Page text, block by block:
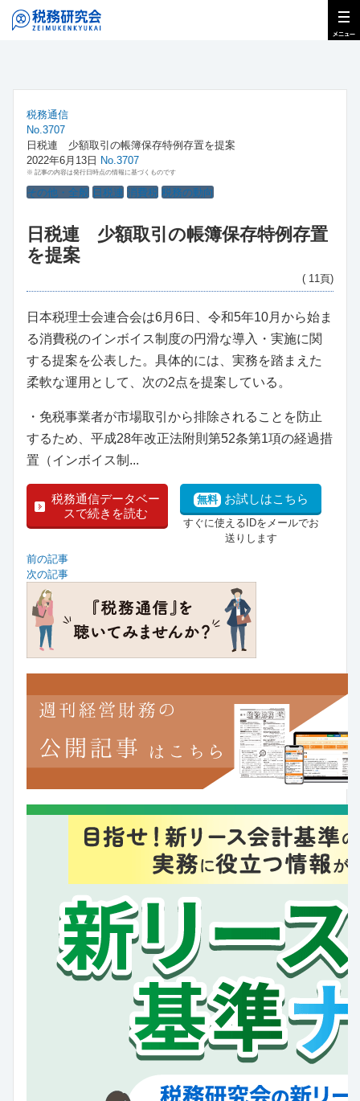
税務通信
No.3707
日税連 少額取引の帳簿保存特例存置を提案
2022年6月13日 No.3707
※ 記事の内容は発行日時点の情報に基づくものです
その他・全般 日税連 消費税 税務の動向
日税連 少額取引の帳簿保存特例存置
を提案
( 11頁)
日本税理士会連合会は6月6日、令和5年10月から始ま
る消費税のインボイス制度の円滑な導入・実施に関
する提案を公表した。具体的には、実務を踏まえた
柔軟な運用として、次の2点を提案している。
・免税事業者が市場取引から排除されることを防止
するため、平成28年改正法附則第52条第1項の経過措
置（インボイス制...
税務通信データベー
スで続きを読む
無料 お試しはこちら
すぐに使えるIDをメールでお
送りします
前の記事
次の記事